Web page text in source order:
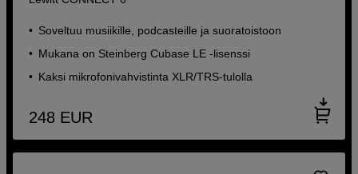
Soveltuu musiikille, podcasteille ja suoratoistoon
Mukana on Steinberg Cubase LE -lisenssi
Kaksi mikrofonivahvistinta XLR/TRS-tulolla
248 EUR